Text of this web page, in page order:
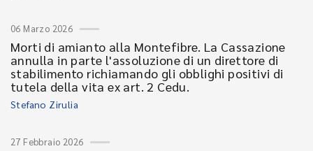
06 Marzo 2026
Morti di amianto alla Montefibre. La Cassazione
annulla in parte l'assoluzione di un direttore di
stabilimento richiamando gli obblighi positivi di
tutela della vita ex art. 2 Cedu.
Stefano Zirulia
27 Febbraio 2026